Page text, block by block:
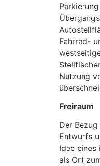
Fahrrad-
Nutzung
Freiraum
Der
Entwurfs
Idee eines
als Ort